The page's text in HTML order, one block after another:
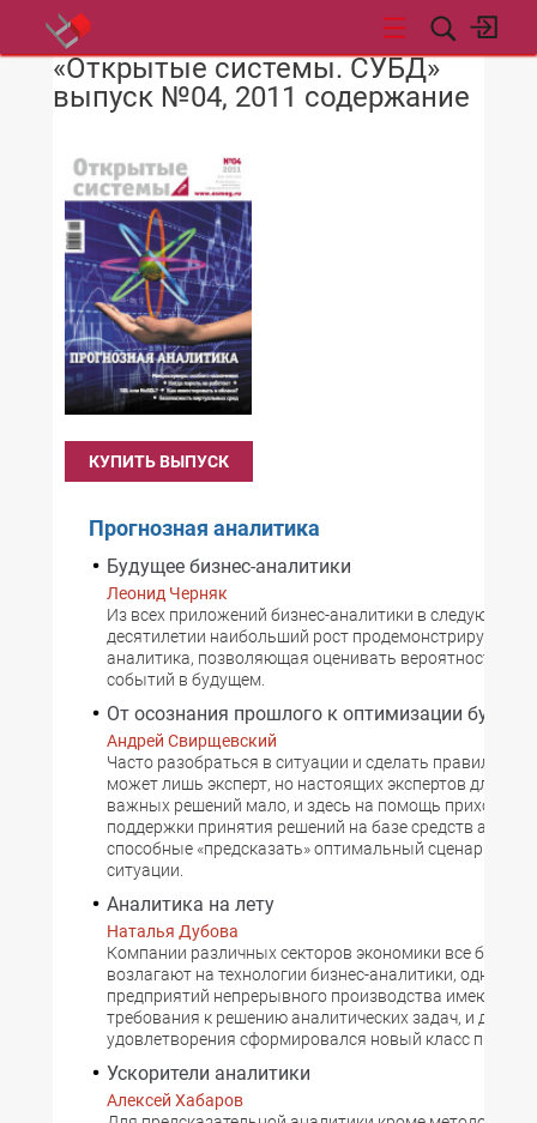
НОВОСТИ
«Открытые системы. СУБД»
выпуск №04, 2011 содержание
КУПИТЬ ВЫПУСК
Прогнозная аналитика
Будущее бизнес-аналитики
Леонид Черняк
Из всех приложений бизнес-аналитики в следующем
десятилетии наибольший рост продемонстрирует
аналитика, позволяющая оценивать вероятность
событий в будущем.
От осознания прошлого к оптимизации
Андрей Свирщевский
Часто разобраться в ситуации и сделать
может лишь эксперт, но настоящих экспертов для
важных решений мало, и здесь на помощь приходят
поддержки принятия решений на базе средств
способные «предсказать» оптимальный сценарий
ситуации.
Аналитика на лету
Наталья Дубова
Компании различных секторов экономики все
возлагают на технологии бизнес-аналитики, однако у
предприятий непрерывного производства имеются
требования к решению аналитических задач, и для их
удовлетворения сформировался новый класс
Ускорители аналитики
Алексей Хабаров